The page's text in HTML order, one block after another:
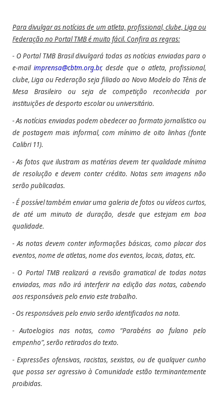
Para divulgar as notícias de um atleta, profissional, clube, Liga ou
Federação no Portal TMB é muito fácil. Confira as regras:
- O Portal TMB Brasil divulgará todas as notícias enviadas para o
e-mailimprensa@cbtm.org.br, desde que o atleta, profissional,
clube, Liga ou Federação seja filiado ao Novo Modelo do Tênis de
Mesa Brasileiro ou seja de competição reconhecida por
instituições de desporto escolar ou universitário.
- As notícias enviadas podem obedecer ao formato jornalístico ou
de postagem mais informal, com mínimo de oito linhas (fonte
Calibri 11).
- As fotos que ilustram as matérias devem ter qualidade mínima
de resolução e devem conter crédito. Notas sem imagens não
serão publicadas.
- É possível também enviar uma galeria de fotos ou vídeos curtos,
de até um minuto de duração, desde que estejam em boa
qualidade.
- As notas devem conter informações básicas, como placar dos
eventos, nome de atletas, nome dos eventos, locais, datas, etc.
- O Portal TMB realizará a revisão gramatical de todas notas
enviadas, mas não irá interferir na edição das notas, cabendo
aos responsáveis pelo envio este trabalho.
- Os responsáveis pelo envio serão identificados na nota.
- Autoelogios nas notas, como “Parabéns ao fulano pelo
empenho”, serão retirados do texto.
- Expressões ofensivas, racistas, sexistas, ou de qualquer cunho
que possa ser agressivo à Comunidade estão terminantemente
proibidas.